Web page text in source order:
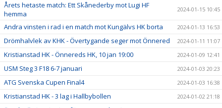
Årets hetaste match: Ett Skånederby mot Lugi HF
hemma
2024-01-15 10:45
Andra vinsten i rad i en match mot Kungälvs HK borta 2024-01-13 16:53
Drömhalvlek av KHK - Övertygande seger mot Önnered 2024-01-11 11:07
Kristianstad HK - Önnereds HK, 10 jan 19:00 2024-01-09 12:41
USM Steg 3 F18 6-7 januari 2024-01-03 20:23
ATG Svenska Cupen Final4 2024-01-03 16:38
Kristianstad HK - 3 lag i Hallbybollen 2024-01-02 21:18